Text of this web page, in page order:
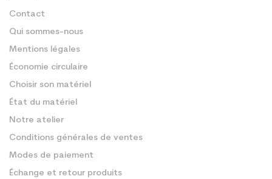
Contact
Qui sommes-nous
Mentions légales
Économie circulaire
Choisir son matériel
État du matériel
Notre atelier
Conditions générales de ventes
Modes de paiement
Échange et retour produits